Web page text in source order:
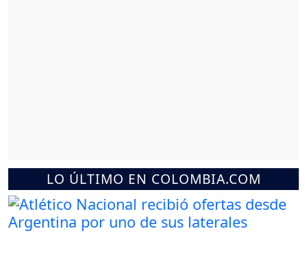
LO ÚLTIMO EN COLOMBIA.COM